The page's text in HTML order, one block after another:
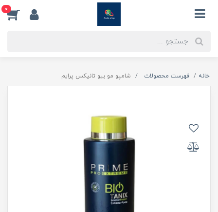
0
خانه فهرست محصولات شامپو مو بیو تانیکس پرایم